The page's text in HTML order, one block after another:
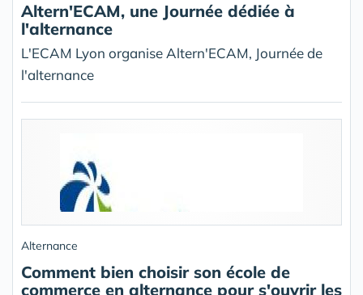
Altern'ECAM, une Journée dédiée à
l'alternance
L'ECAM Lyon organise Altern'ECAM, Journée de
l'alternance
Alternance
Comment bien choisir son école de
commerce en alternance pour s'ouvrir les